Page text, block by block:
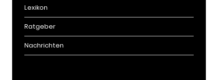
Lexikon
Ratgeber
Nachrichten